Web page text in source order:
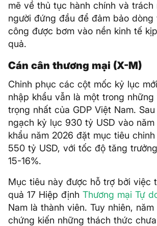
mẽ về thủ tục hành chính và trách
người đứng đầu để đảm bảo
công được bơm vào nền kinh tế
quả.
Cán cân thương mại (X-M)
Chinh phục các cột mốc kỷ lục
nhập khẩu vẫn là một trong
trọng nhất của GDP Việt Nam.
ngạch kỷ lục 930 tỷ USD vào
khẩu năm 2026 đặt mục tiêu
550 tỷ USD, với tốc độ tăng
15-16%.
Mục tiêu này được hỗ trợ bởi việc
quả 17 Hiệp định Thương mại Tự
Nam là thành viên. Tuy nhiên,
chứng kiến những thách thức